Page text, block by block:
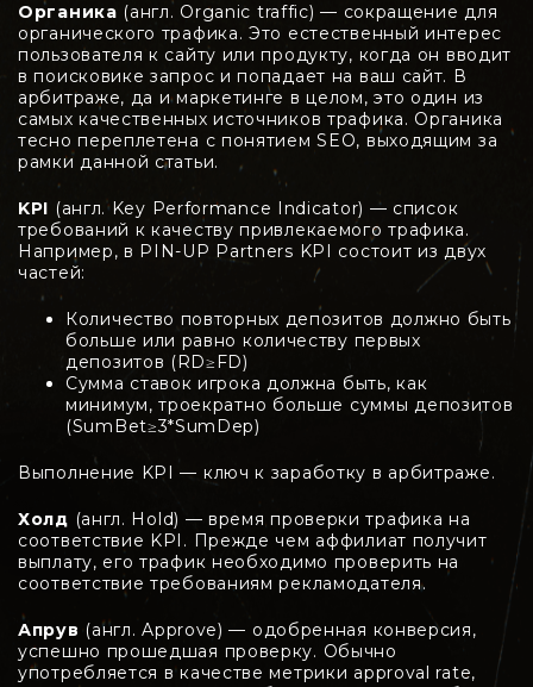
Органика (англ. Organic traffic) — сокращение для
органического трафика. Это естественный интерес
пользователя к сайту или продукту, когда он вводит
в поисковике запрос и попадает на ваш сайт. В
арбитраже, да и маркетинге в целом, это один из
самых качественных источников трафика. Органика
тесно переплетена с понятием SEO, выходящим за
рамки данной статьи.
KPI (англ. Key Performance Indicator) — список
требований к качеству привлекаемого трафика.
Например, в PIN-UP Partners KPI состоит из двух
частей:
Количество повторных депозитов должно быть
больше или равно количеству первых
депозитов (RD≥FD)
Сумма ставок игрока должна быть, как
минимум, троекратно больше суммы депозитов
(SumBet≥3*SumDep)
Выполнение KPI — ключ к заработку в арбитраже.
Холд (англ. Hold) — время проверки трафика на
соответствие KPI. Прежде чем аффилиат получит
выплату, его трафик необходимо проверить на
соответствие требованиям рекламодателя.
Апрув (англ. Approve) — одобренная конверсия,
успешно прошедшая проверку. Обычно
употребляется в качестве метрики approval rate,